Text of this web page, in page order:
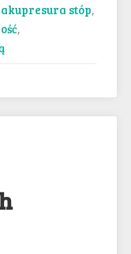
akupresura stóp,
,